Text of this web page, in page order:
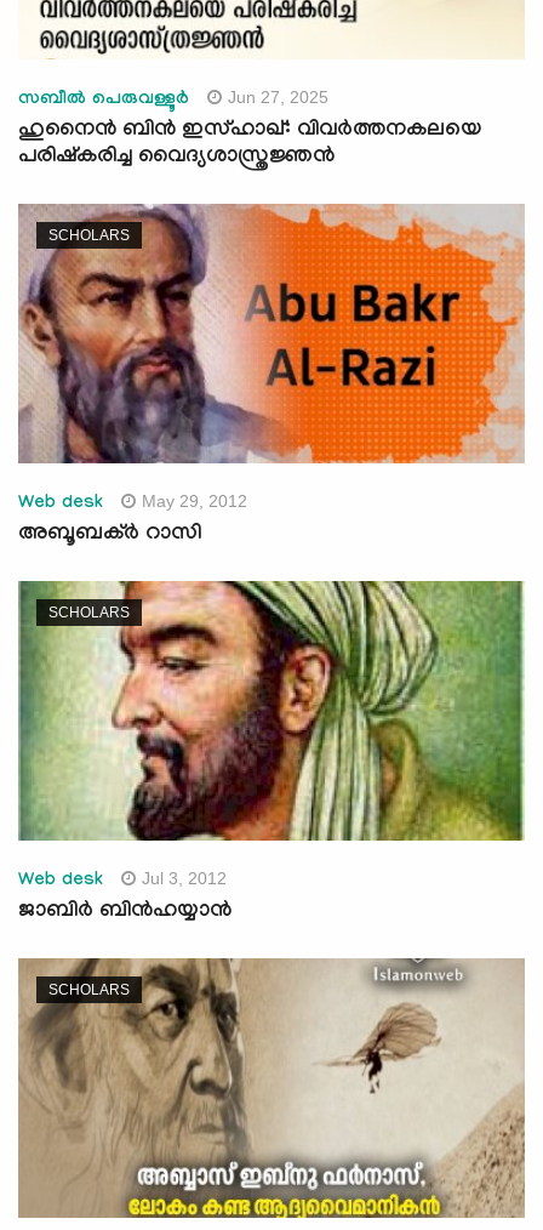
സബീൽ പെരുവള്ളൂർ Jun 27, 2025
ഹുനൈൻ ബിൻ ഇസ്ഹാഖ്: വിവർത്തനകലയെ
പരിഷ്‌കരിച്ച വൈദ്യശാസ്ത്രജ്ഞൻ
SCHOLARS
Web desk May 29, 2012
അബൂബക്ര്‍ റാസി
SCHOLARS
Web desk Jul 3, 2012
ജാബിര്‍ ബിന്‍ഹയ്യാന്‍
SCHOLARS